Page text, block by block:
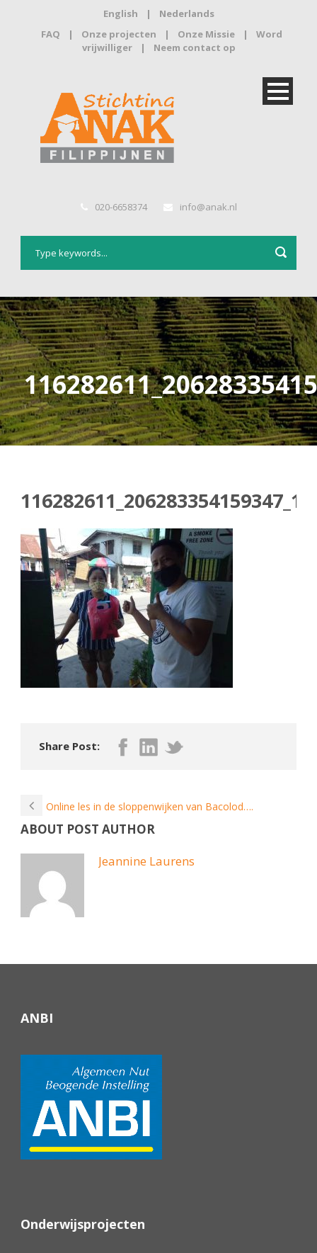
English |
Nederlands
FAQ
| Onze projecten | Onze Missie |
Word
vrijwilliger
| Neem contact op
020-6658374 info@anak.nl
Share Post:
Online les in de sloppenwijken van Bacolod….
ABOUT POST AUTHOR
Jeannine Laurens
ANBI
Onderwijsprojecten